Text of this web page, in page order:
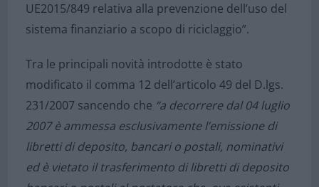
UE2015/849 relativa alla prevenzione dell’uso del
sistema finanziario a scopo di riciclaggio”.
Tra le principali novità introdotte è stato
modificato il comma 12 dell’articolo 49 del D.lgs.
231/2007 sancendo che “a decorrere dal 04 luglio
2007 è ammessa esclusivamente l’emissione di
libretti di deposito, bancari o postali, nominativi
ed è vietato il trasferimento di libretti di deposito